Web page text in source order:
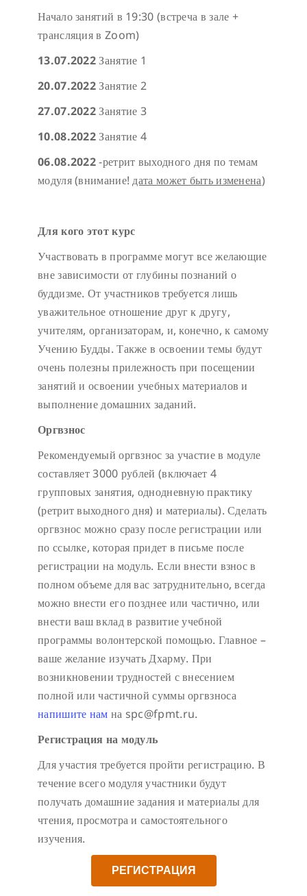
Начало занятий в 19:30 (встреча в зале +
трансляция в Zoom)
13.07.2022Занятие 1
20.07.2022Занятие 2
27.07.2022Занятие 3
10.08.2022Занятие 4
06.08.2022-ретрит выходного дня по темам
модуля (внимание!дата может быть изменена)
Для кого этот курс
Участвовать в программе могут все желающие
вне зависимости от глубины познаний о
буддизме. От участников требуется лишь
уважительное отношение друг к другу,
учителям, организаторам, и, конечно, к самому
Учению Будды. Также в освоении темы будут
очень полезны прилежность при посещении
занятий и освоении учебных материалов и
выполнение домашних заданий.
Оргвзнос
Рекомендуемый оргвзнос за участие в модуле
составляет 3000 рублей (включает 4
групповых занятия, однодневную практику
(ретрит выходного дня) и материалы). Сделать
оргвзнос можно сразу после регистрации или
по ссылке, которая придет в письме после
регистрации на модуль. Если внести взнос в
полном объеме для вас затруднительно, всегда
можно внести его позднее или частично, или
внести ваш вклад в развитие учебной
программы волонтерской помощью. Главное –
ваше желание изучать Дхарму. При
возникновении трудностей с внесением
полной или частичной суммы оргвзноса
напишите нам на spc@fpmt.ru.
Регистрация на модуль
Для участия требуется пройти регистрацию. В
течение всего модуля участники будут
получать домашние задания и материалы для
чтения, просмотра и самостоятельного
изучения.
РЕГИСТРАЦИЯ